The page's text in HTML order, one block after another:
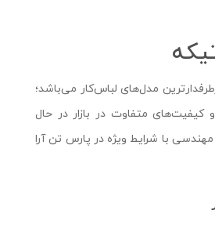
مدل‌های لباس‌کار می‌باشد؛‌
متفاوت در بازار در حال
با شرایط ویژه در پارس تن آرا